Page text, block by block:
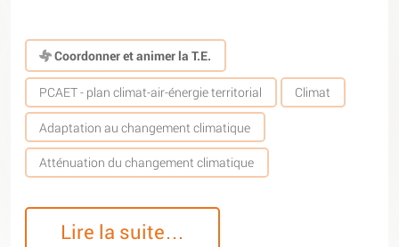
Coordonner et animer la T.E.
PCAET - plan climat-air-énergie territorial Climat
Adaptation au changement climatique
Atténuation du changement climatique
Lire la suite…